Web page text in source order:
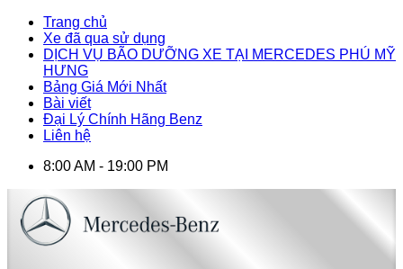
Trang chủ
Xe đã qua sử dụng
DỊCH VỤ BÃO DƯỠNG XE TẠI MERCEDES PHÚ MỸ
HƯNG
Bảng Giá Mới Nhất
Bài viết
Đại Lý Chính Hãng Benz
Liên hệ
8:00 AM - 19:00 PM